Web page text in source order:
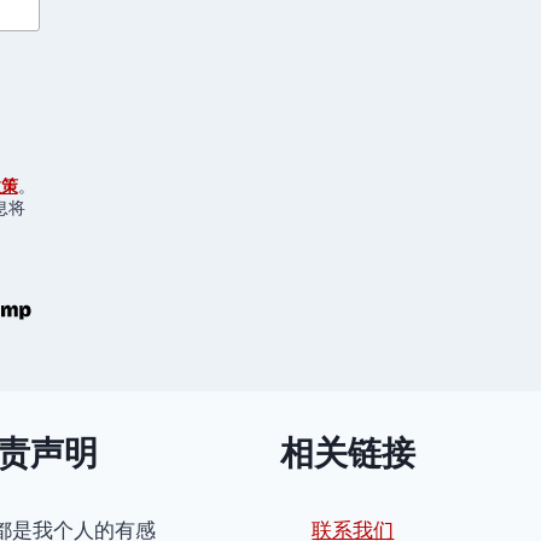
。
将
声明
是我个人的有感
相关链接
联系我们